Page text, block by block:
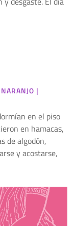
|
en el piso
en hamacas,
de algodón,
y acostarse,